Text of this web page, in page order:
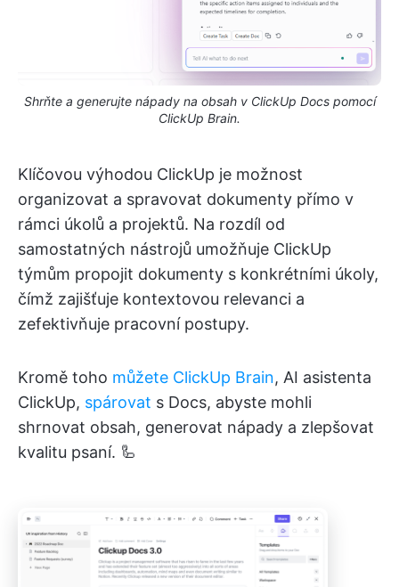
Shrňte a generujte nápady na obsah v ClickUp Docs pomocí
ClickUp Brain.
Klíčovou výhodou ClickUp je možnost
organizovat a spravovat dokumenty přímo v
rámci úkolů a projektů. Na rozdíl od
samostatných nástrojů umožňuje ClickUp
týmům propojit dokumenty s konkrétními úkoly,
čímž zajišťuje kontextovou relevanci a
zefektivňuje pracovní postupy.
Kromě toho můžete ClickUp Brain, AI asistenta
ClickUp, spárovat s Docs, abyste mohli
shrnovat obsah, generovat nápady a zlepšovat
kvalitu psaní. 🦾